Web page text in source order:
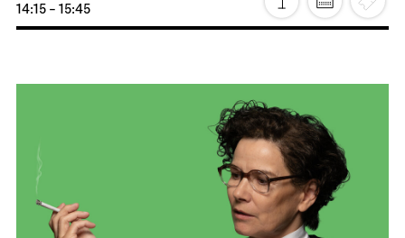
14:15 - 15:45